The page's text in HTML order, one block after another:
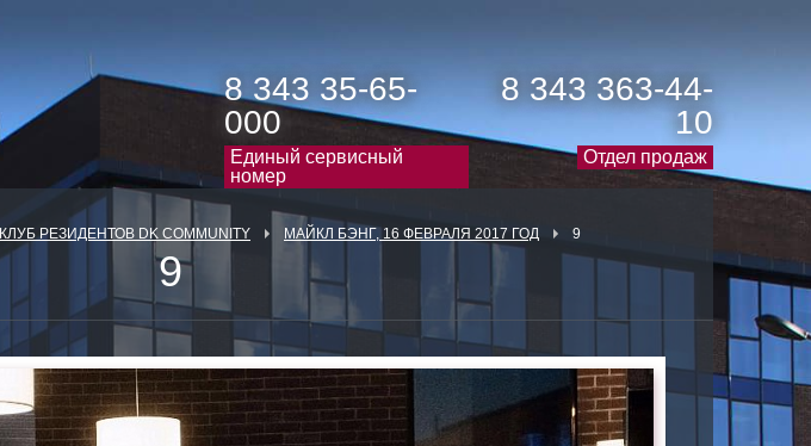
8 343 35-65-
000
Единый сервисный
номер
8 343 363-44-
10
Отдел продаж
КЛУБ РЕЗИДЕНТОВ DK COMMUNITY МАЙКЛ БЭНГ, 16 ФЕВРАЛЯ 2017 ГОД 9
9